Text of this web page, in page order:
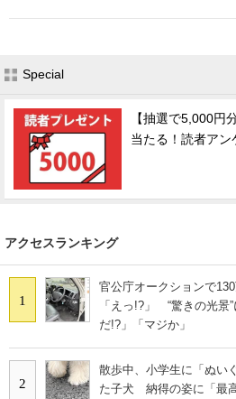
Special
【抽選で5,000円
当たる！読者アン
アクセスランキング
1
官公庁オークションで
「えっ!?」 “驚きの光景
だ!?」「マジか」
2
散歩中、小学生に「ぬい
た子犬 納得の姿に「最